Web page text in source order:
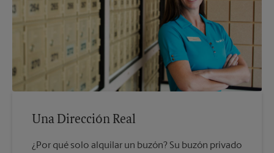
Una Dirección Real
¿Por qué solo alquilar un buzón? Su buzón privado